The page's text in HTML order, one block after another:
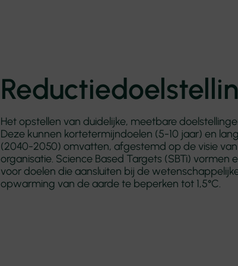
Het opstellen van duidelijke, meetbare
Deze kunnen kortetermijndoelen (5-10 jaar) en
(2040-2050) omvatten, afgestemd op de visie
organisatie. Science Based Targets (SBTi) vormen
voor doelen die aansluiten bij de
opwarming van de aarde te beperken tot 1,5°C.